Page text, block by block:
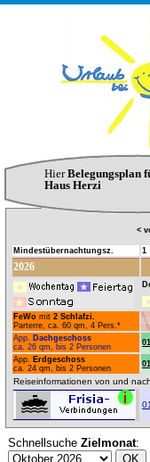
HierBelegungsplan
Haus Herzi
<
Mindestübernachtungsz. 1
2026
FeWo mit 2 Schlafzi.
Parterre, ca. 60 qm, 4 Pers.*
01
App. Dachgeschoss
ca. 26 qm, bis 2 Personen
01
App. Erdgeschoss
ca. 24 qm, bis 2 Personen
01
Reiseinformationen von und
01
Schnellsuche Zielmonat: